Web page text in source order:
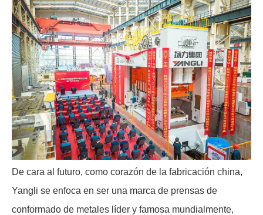
De cara al futuro, como corazón de la fabricación china,
Yangli se enfoca en ser una marca de prensas de
conformado de metales líder y famosa mundialmente,